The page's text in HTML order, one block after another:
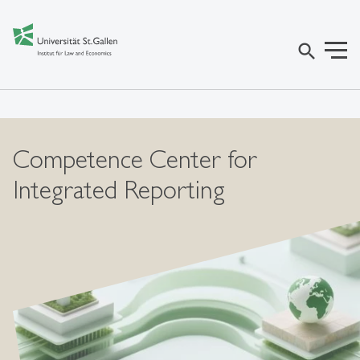
search
Competence Center for
Integrated Reporting